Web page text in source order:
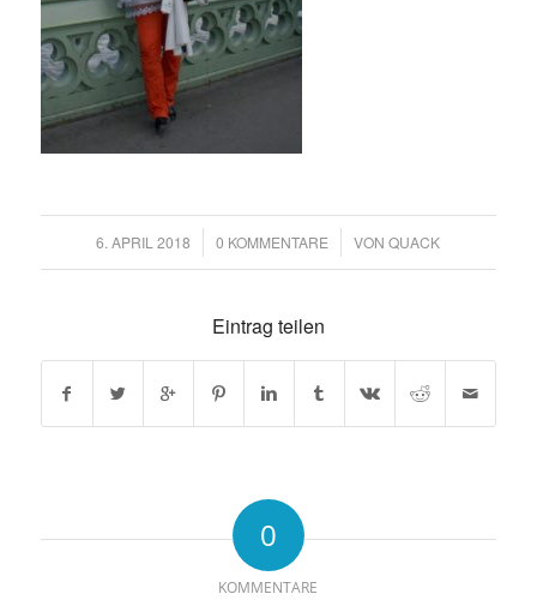
6. APRIL 2018
/ 0 KOMMENTARE
/ VONQUACK
Eintrag teilen
0
KOMMENTARE